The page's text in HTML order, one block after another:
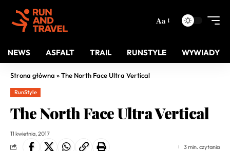
Aa
NEWS ASFALT TRAIL RUNSTYLE WYWIADY
Strona główna »The North Face Ultra Vertical
RunStyle
The North Face Ultra Vertical
11 kwietnia, 2017
3 min. czytania